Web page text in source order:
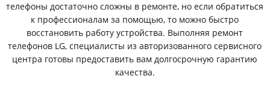
телефоны достаточно сложны в ремонте, но если обратиться
к профессионалам за помощью, то можно быстро
восстановить работу устройства. Выполняя ремонт
телефонов LG, специалисты из авторизованного сервисного
центра готовы предоставить вам долгосрочную гарантию
качества.